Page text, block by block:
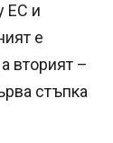
ЕС и
е
вторият –
стъпка